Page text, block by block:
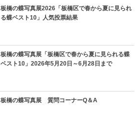
板橋の蝶写真展2026「板橋区で春から夏に見られ
る蝶ベスト10」人気投票結果
板橋の蝶写真展「板橋区で春から夏に見られる蝶
ベスト10」2026年5月20日～6月28日まで
板橋の蝶写真展 質問コーナーQ＆A